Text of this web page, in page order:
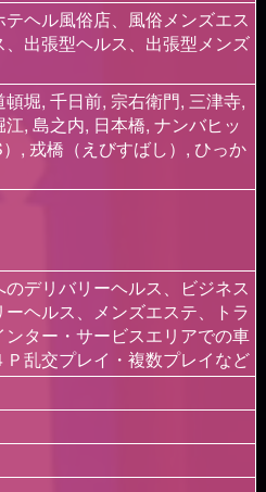
ヘル風俗店、風俗メンズエス
出張型ヘルス、出張型メンズ
堀, 千日前, 宗右衛門, 三津寺,
, 島之内, 日本橋, ナンバヒッ
, 戎橋（えびすばし）, ひっか
デリバリーヘルス、ビジネス
ヘルス、メンズエステ、トラ
ンター・サービスエリアでの車
乱交プレイ・複数プレイなど